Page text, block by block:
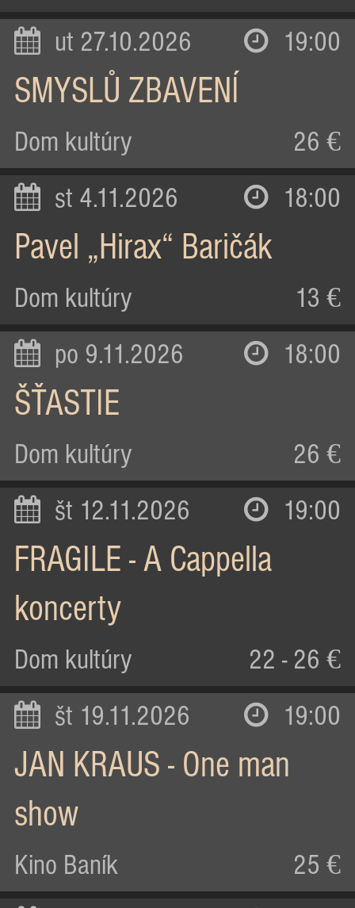
ut 27.10.2026 19:00
SMYSLŮ ZBAVENÍ
Dom kultúry 26 €
st 4.11.2026 18:00
Pavel „Hirax“ Baričák
Dom kultúry 13 €
po 9.11.2026 18:00
ŠŤASTIE
Dom kultúry 26 €
št 12.11.2026 19:00
FRAGILE - A Cappella
koncerty
Dom kultúry 22 - 26 €
št 19.11.2026 19:00
JAN KRAUS - One man
show
Kino Baník 25 €